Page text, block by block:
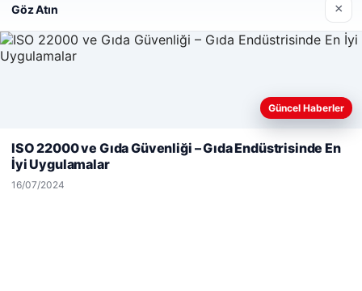
Web sitemizi nasıl kullandığınızı daha iyi anlayabilmek,
kullanıyoruz.Çerez Politikamız
Reddet
Göz Atın ×
Güncel Haberler
ISO 22000 ve Gıda Güvenliği – Gıda Endüstrisinde En
İyi Uygulamalar
16/07/2024